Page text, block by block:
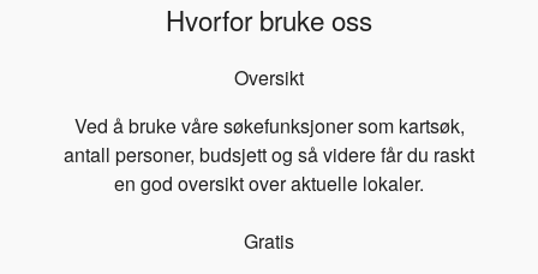
Hvorfor bruke oss
Oversikt
Ved å bruke våre søkefunksjoner som kartsøk,
antall personer, budsjett og så videre får du raskt
en god oversikt over aktuelle lokaler.
Gratis